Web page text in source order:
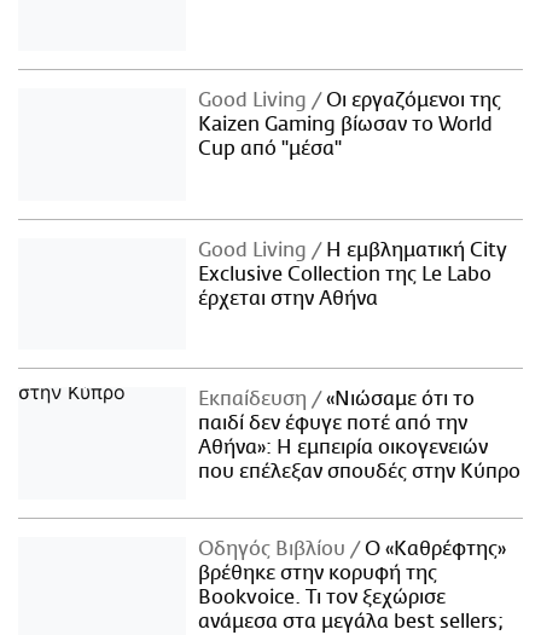
Good Living
Οι εργαζόμενοι της
Kaizen Gaming βίωσαν το World
Cup από "μέσα"
Good Living
Η εμβληματική City
Exclusive Collection της Le Labo
έρχεται στην Αθήνα
Εκπαίδευση
«Νιώσαμε ότι το
παιδί δεν έφυγε ποτέ από την
Αθήνα»: Η εμπειρία οικογενειών
που επέλεξαν σπουδές στην Κύπρο
Οδηγός Βιβλίου
Ο «Καθρέφτης»
βρέθηκε στην κορυφή της
Bookvoice. Τι τον ξεχώρισε
ανάμεσα στα μεγάλα best sellers;